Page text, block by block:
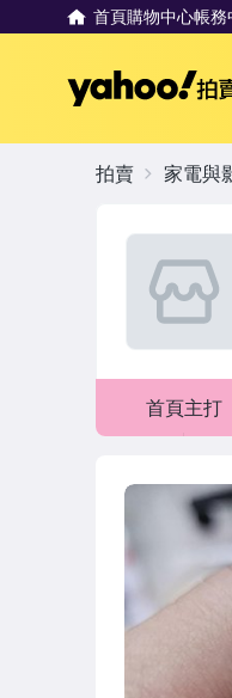
首頁購物中心帳務
首頁主打
拍賣 家電與